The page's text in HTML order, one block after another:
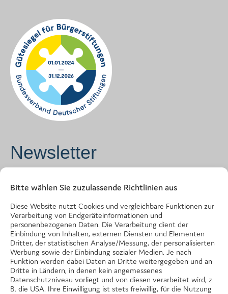
Bitte wählen Sie zuzulassende Richtlinien aus
Diese Website nutzt Cookies und vergleichbare Funktionen zur
Verarbeitung von Endgeräteinformationen und
personenbezogenen Daten. Die Verarbeitung dient der
Einbindung von Inhalten, externen Diensten und Elementen
Dritter, der statistischen Analyse/Messung, der personalisierten
Werbung sowie der Einbindung sozialer Medien. Je nach
Funktion werden dabei Daten an Dritte weitergegeben und an
Dritte in Ländern, in denen kein angemessenes
Datenschutzniveau vorliegt und von diesen verarbeitet wird, z.
B. die USA. Ihre Einwilligung ist stets freiwillig, für die Nutzung
Newsletter
Vorname*
Name*
E-Mail Adresse*